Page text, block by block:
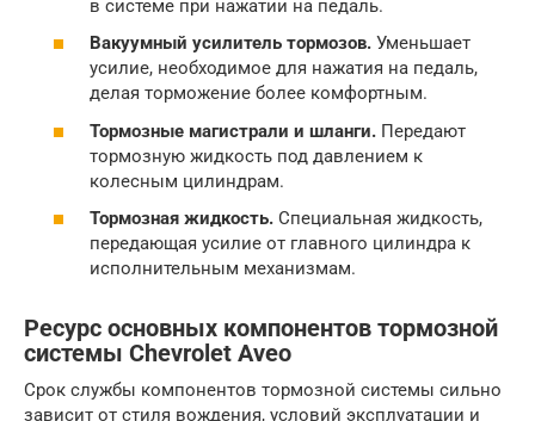
в системе при нажатии на педаль.
Вакуумный усилитель тормозов. Уменьшает
усилие, необходимое для нажатия на педаль,
делая торможение более комфортным.
Тормозные магистрали и шланги. Передают
тормозную жидкость под давлением к
колесным цилиндрам.
Тормозная жидкость. Специальная жидкость,
передающая усилие от главного цилиндра к
исполнительным механизмам.
Ресурс основных компонентов тормозной
системы Chevrolet Aveo
Срок службы компонентов тормозной системы сильно
зависит от стиля вождения, условий эксплуатации и